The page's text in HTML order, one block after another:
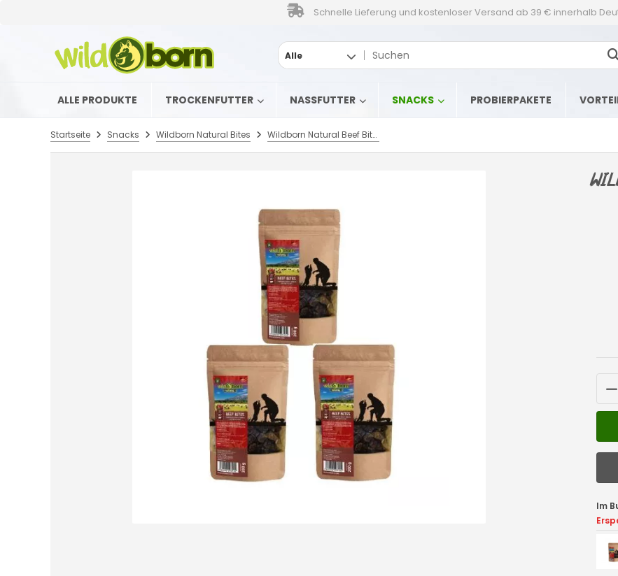
Schnelle Lieferung und kostenloser Versand ab 39 € innerhalb
Alle
ALLE PRODUKTE TROCKENFUTTER NASSFUTTER SNACKS PROBIERPAKETE
Startseite Snacks Wildborn Natural Bites Wildborn Natural Beef Bites Hundesnack 3 x 200 g
Im